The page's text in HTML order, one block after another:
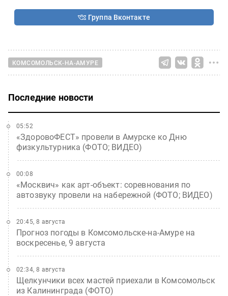
Группа Вконтакте
КОМСОМОЛЬСК-НА-АМУРЕ
Последние новости
«ЗдоровоФЕСТ» провели в Амурске ко Дню
физкультурника (ФОТО; ВИДЕО)
05:52
«Москвич» как арт-объект: соревнования по
автозвуку провели на набережной (ФОТО; ВИДЕО)
00:08
Прогноз погоды в Комсомольске-на-Амуре на
воскресенье, 9 августа
20:45, 8 августа
Щелкунчики всех мастей приехали в Комсомольск
из Калининграда (ФОТО)
02:34, 8 августа